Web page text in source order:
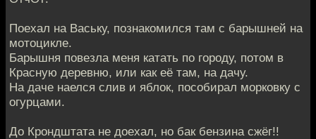
Поехал на Ваську, познакомился там с барышней на
мотоцикле.
Барышня повезла меня катать по городу, потом в
Красную деревню, или как её там, на дачу.
На даче наелся слив и яблок, пособирал морковку с
огурцами.
До Крондштата не доехал, но бак бензина сжёг!!